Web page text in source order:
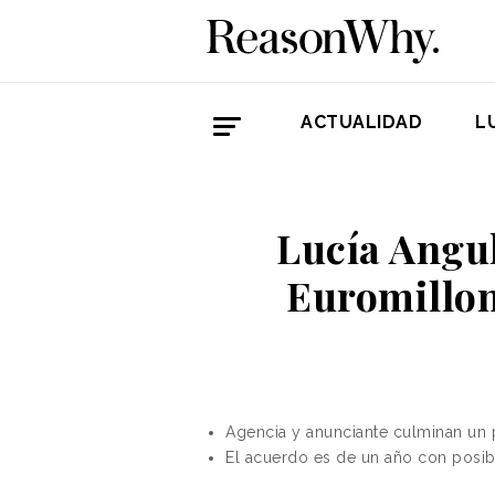
ACTUALIDAD
Lucía
Agencia y anunciante culminan
El acuerdo es de un año con